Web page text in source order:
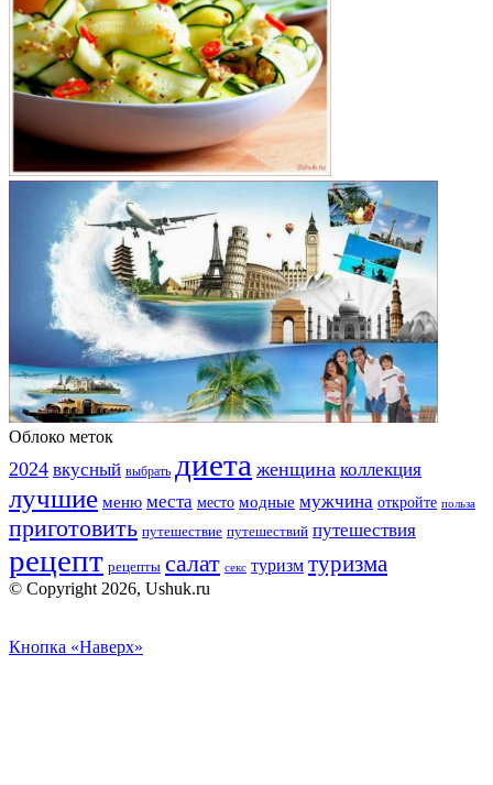
Облоко меток
2024 вкусный выбрать диета женщина коллекция
лучшие меню места место модные мужчина откройте польза
приготовить путешествие путешествий путешествия
рецепт рецепты салат секс туризм туризма
© Copyright 2026, Ushuk.ru
Кнопка «Наверх»